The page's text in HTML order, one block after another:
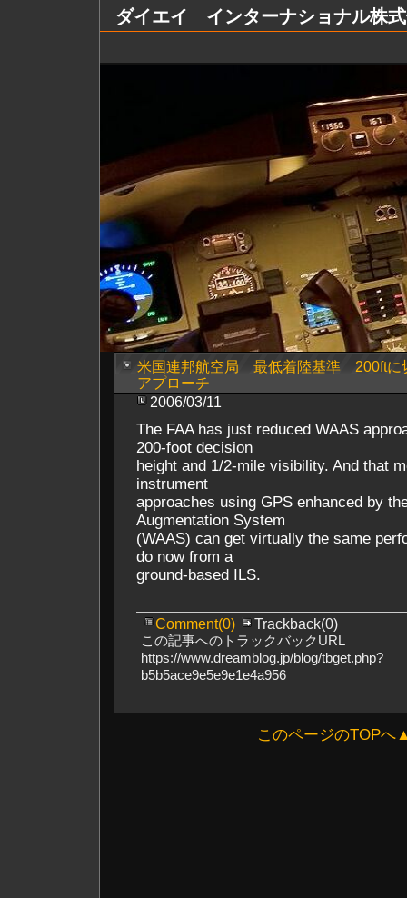
ダイエイ インターナショナル株
米国連邦航空局 最低着陸基準 200ftに
アプローチ
2006/03/11
The FAA has just reduced WAAS
200-foot decision
height and 1/2-mile visibility. And that
instrument
approaches using GPS enhanced by
Augmentation System
(WAAS) can get virtually the same
do now from a
ground-based ILS.
Comment(0) Trackback(0)
この記事へのトラックバックURL
https://www.dreamblog.jp/blog/tbget.php?
b5b5ace9e5e9e1e4a956
このページのTOPへ